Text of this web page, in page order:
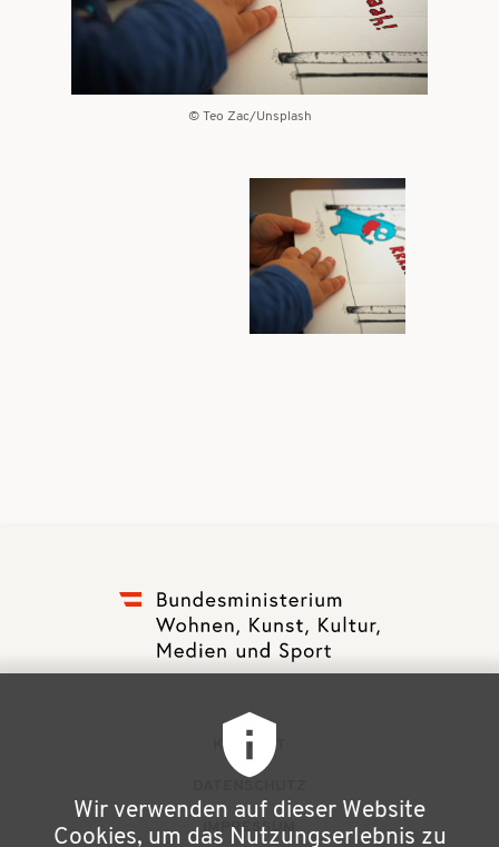
Teo Zac/Unsplash
Bilder
ß
KONTAKT
IMPRESSUM
Wir verwenden auf dieser Website
Cookies, um das Nutzungserlebnis zu